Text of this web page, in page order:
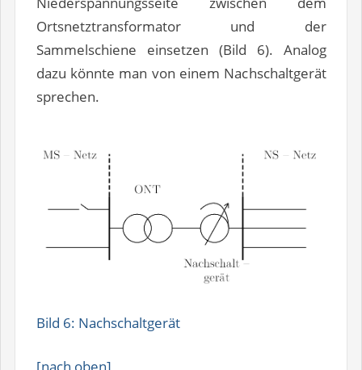
Ortsnetztransformator und der
Sammelschiene einsetzen (Bild 6). Analog
dazu könnte man von einem Nachschaltgerät
sprechen.
Bild 6: Nachschaltgerät